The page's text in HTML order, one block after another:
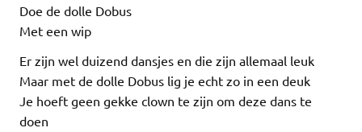
Doe de dolle Dobus
Met een wip
Er zijn wel duizend dansjes en die zijn allemaal leuk
Maar met de dolle Dobus lig je echt zo in een deuk
Je hoeft geen gekke clown te zijn om deze dans te
doen